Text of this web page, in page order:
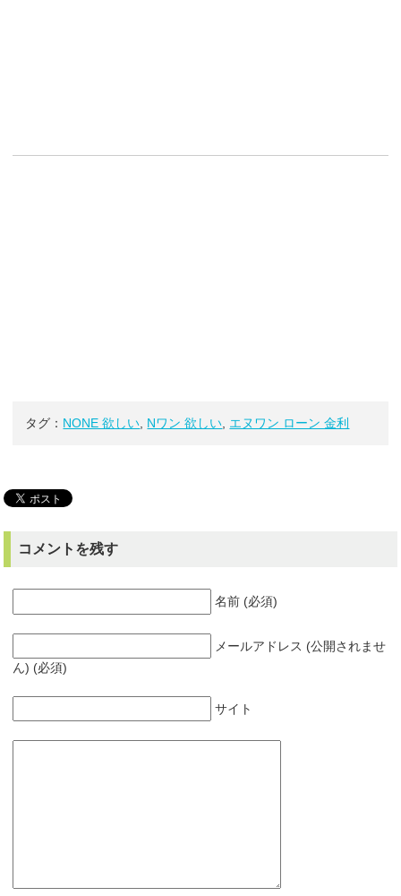
タグ： NONE 欲しい, Nワン 欲しい, エヌワン ローン 金利
コメントを残す
名前 (必須)
メールアドレス (公開されませ
ん) (必須)
サイト